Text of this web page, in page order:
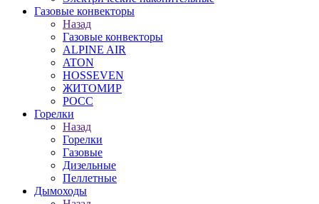
Газовые конвекторы
Назад
Газовые конвекторы
ALPINE AIR
ATON
HOSSEVEN
ЖИТОМИР
РОСС
Горелки
Назад
Горелки
Газовые
Дизельные
Пеллетные
Дымоходы